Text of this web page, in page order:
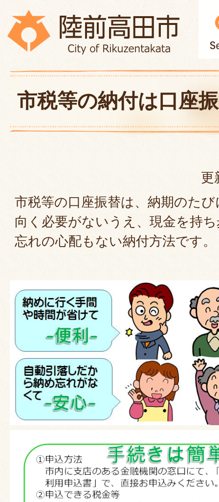
市税等の納付は口座
更
市税等の口座振替は、納期のた
向く必要がないうえ、現金を持
忘れの心配もない納付方法です。